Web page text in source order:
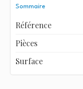
Sommaire
Référence
Pièces
Surface